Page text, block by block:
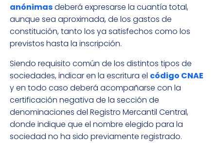
anónimasdeberá expresarse la cuantía total,
aunque sea aproximada, de los gastos de
constitución, tanto los ya satisfechos como los
previstos hasta la inscripción.
Siendo requisito común de los distintos tipos de
sociedades, indicar en la escritura el código CNAE
y en todo caso deberá acompañarse con la
certificación negativa de la sección de
denominaciones del Registro Mercantil Central,
donde indique que el nombre elegido para la
sociedad no ha sido previamente registrado.